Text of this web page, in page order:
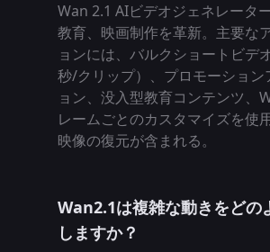
Wan 2.1 AIビデオジェネレータ
教育、映画制作を革新。主要な
ョンには、バルクショートビデ
秒/クリップ）、プロモーション
ョン、没入型教育コンテンツ、
レームごとのカスタマイズを使
映像の復元が含まれる。
Wan2.1は複雑な動きをどの
しますか？